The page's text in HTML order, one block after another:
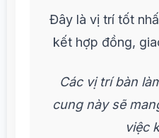
Đây là vị trí tốt
kết hợp đồng,
Các vị trí bàn
cung này sẽ
việc